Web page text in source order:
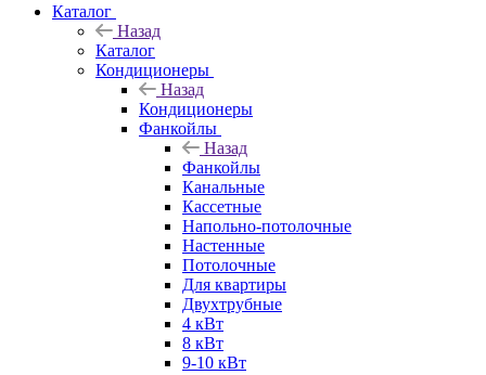
Каталог
Назад
Каталог
Кондиционеры
Назад
Кондиционеры
Фанкойлы
Назад
Фанкойлы
Канальные
Кассетные
Напольно-потолочные
Настенные
Потолочные
Для квартиры
Двухтрубные
4 кВт
8 кВт
9-10 кВт